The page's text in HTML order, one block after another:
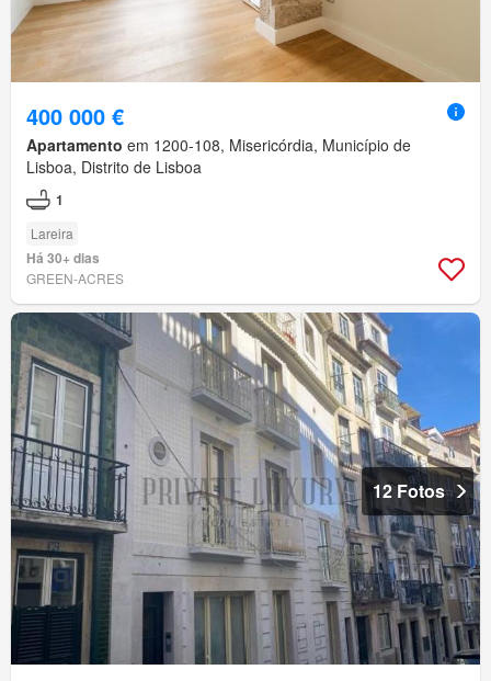
400 000 €
Apartamento em 1200-108, Misericórdia, Município de
Lisboa, Distrito de Lisboa
1
Lareira
Há 30+ dias
GREEN-ACRES
12 Fotos